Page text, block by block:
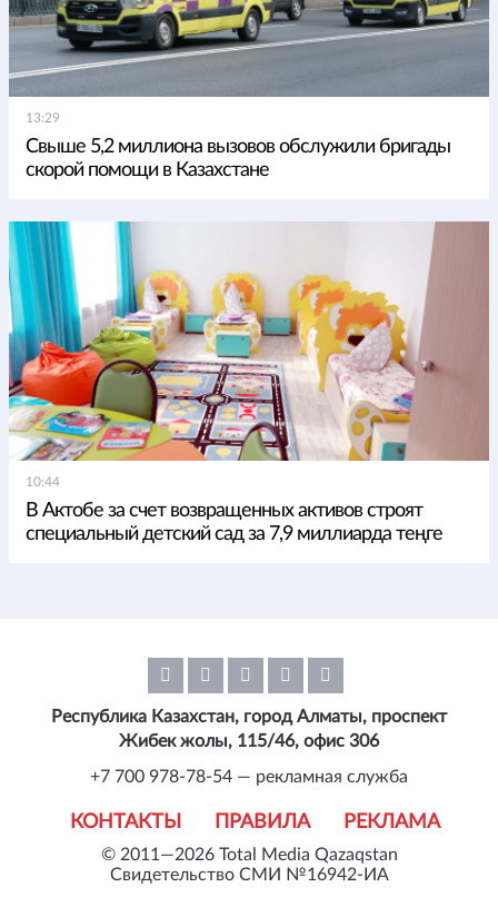
13:29
Свыше 5,2 миллиона вызовов обслужили бригады
скорой помощи в Казахстане
10:44
В Актобе за счет возвращенных активов строят
специальный детский сад за 7,9 миллиарда теңге
© 2011—2026 Total Media Qazaqstan
Свидетельство СМИ №16942-ИА
КОНТАКТЫ ПРАВИЛА РЕКЛАМА
Республика Казахстан, город Алматы, проспект
Жибек жолы, 115/46, офис 306
+7 700 978-78-54 — рекламная служба